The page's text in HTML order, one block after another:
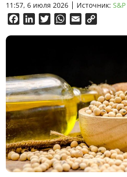
11:57, 6 июля 2026 Источник:
FacebookLinkedInTwitterWhatsApp
Email